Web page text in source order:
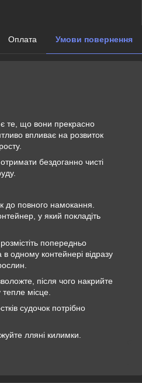
Оплата Умови повернення
те, що вони прекрасно
впливає на розвиток
бездоганно чисті
до повного намокання.
у який покладіть
попередньо
одному контейнері відразу
після чого накрийте
місце.
судочок потрібно
лляні килимки.